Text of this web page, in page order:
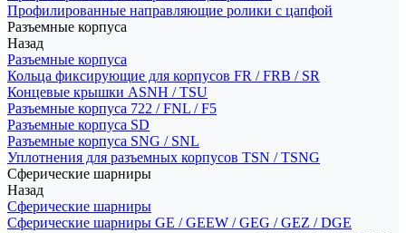
Профилированные направляющие ролики с цапфой
Разъемные корпуса
Назад
Разъемные корпуса
Кольца фиксирующие для корпусов FR / FRB / SR
Концевые крышки ASNH / TSU
Разъемные корпуса 722 / FNL / F5
Разъемные корпуса SD
Разъемные корпуса SNG / SNL
Уплотнения для разъемных корпусов TSN / TSNG
Сферические шарниры
Назад
Сферические шарниры
Сферические шарниры GE / GEEW / GEG / GEZ / DGE